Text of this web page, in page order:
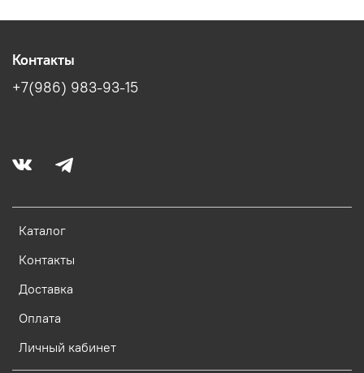
Каталог
Контакты
Доставка
Оплата
Личный кабинет
Контакты
+7(986) 983-93-15